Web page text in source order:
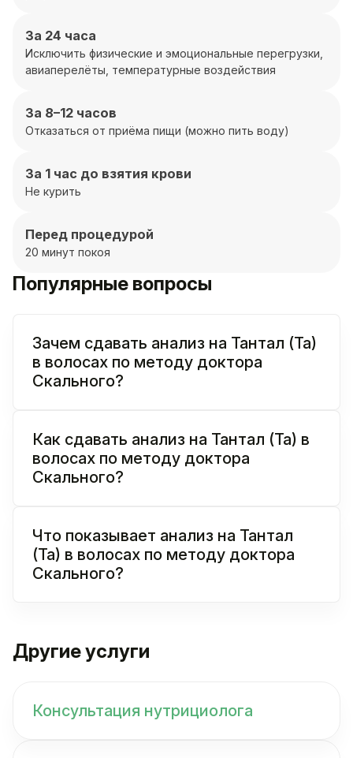
За 24 часа
Исключить физические и эмоциональные перегрузки,
авиаперелёты, температурные воздействия
За 8–12 часов
Отказаться от приёма пищи (можно пить воду)
За 1 час до взятия крови
Не курить
Перед процедурой
20 минут покоя
Популярные вопросы
Зачем сдавать анализ на Тантал (Ta)
в волосах по методу доктора
Скального?
Как сдавать анализ на Тантал (Ta) в
волосах по методу доктора
Скального?
Что показывает анализ на Тантал
(Ta) в волосах по методу доктора
Скального?
Другие услуги
Консультация нутрициолога